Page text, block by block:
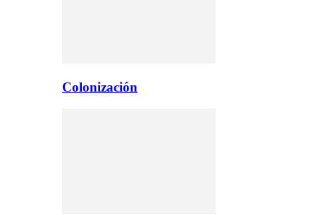
Colonización